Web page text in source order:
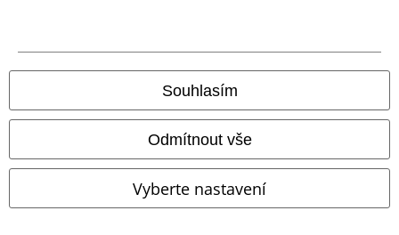
Souhlasím
Odmítnout vše
Vyberte nastavení
Kč 3.129,00
KIHILIST by
KILLSTAR
Boty
Plus Size
OdKč 1.852,00
KIHILIST Bondage Trousers
KIHILIST by KILLSTAR
Džíny